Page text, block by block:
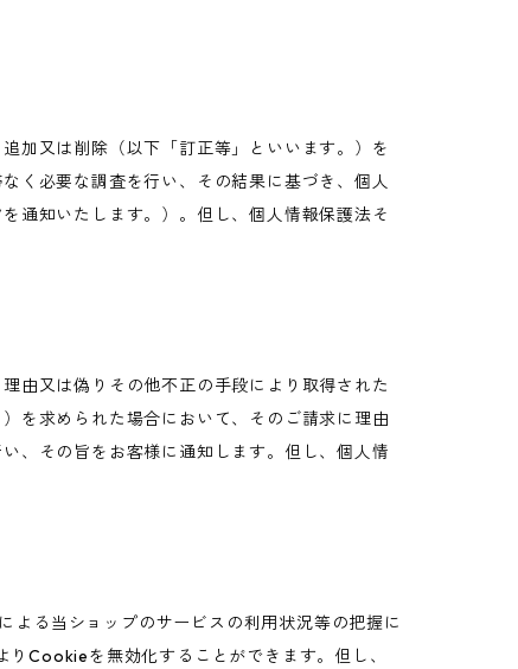
加又は削除（以下「訂正等」といいます。）を
く必要な調査を行い、その結果に基づき、個人
通知いたします。）。但し、個人情報保護法そ
由又は偽りその他不正の手段により取得された
を求められた場合において、そのご請求に理由
、その旨をお客様に通知します。但し、個人情
よる当ショップのサービスの利用状況等の把握に
Cookieを無効化することができます。但し、